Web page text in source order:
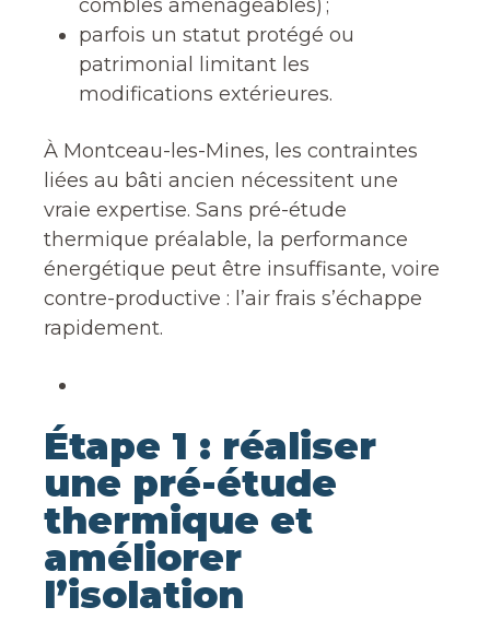
combles aménageables) ;
parfois un statut protégé ou
patrimonial limitant les
modifications extérieures.
À Montceau-les-Mines, les contraintes
liées au bâti ancien nécessitent une
vraie expertise. Sans pré-étude
thermique préalable, la performance
énergétique peut être insuffisante, voire
contre-productive : l’air frais s’échappe
rapidement.
Étape 1 : réaliser
une pré-étude
thermique et
améliorer
l’isolation